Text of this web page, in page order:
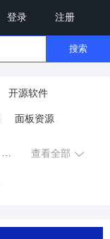
登录 注册
搜索
开源软件
面板资源
查看全部